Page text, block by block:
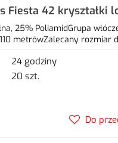
Fiesta 42 kryształki
25% PoliamidGrupa
metrówZalecany rozmiar
24 godziny
20 szt.
Do